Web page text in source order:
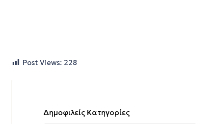
Post Views: 228
Δημοφιλείς Κατηγορίες